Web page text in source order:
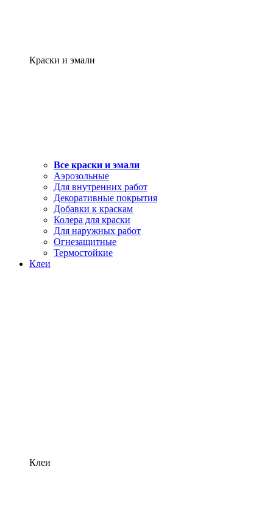
Краски и эмали
Все краски и эмали
Аэрозольные
Для внутренних работ
Декоративные покрытия
Добавки к краскам
Колера для краски
Для наружных работ
Огнезащитные
Термостойкие
Клеи
Клеи